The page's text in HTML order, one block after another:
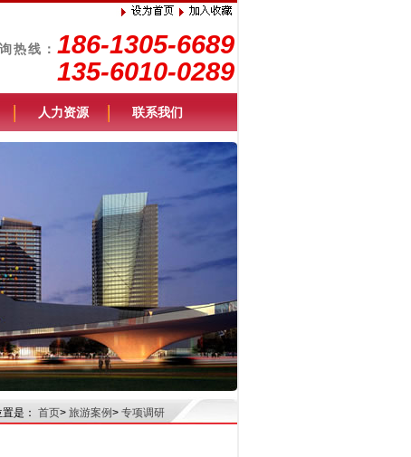
热线： 186-1305-6689
135-6010-0289
人力资源 联系我们
是： 首页> 旅游案例> 专项调研